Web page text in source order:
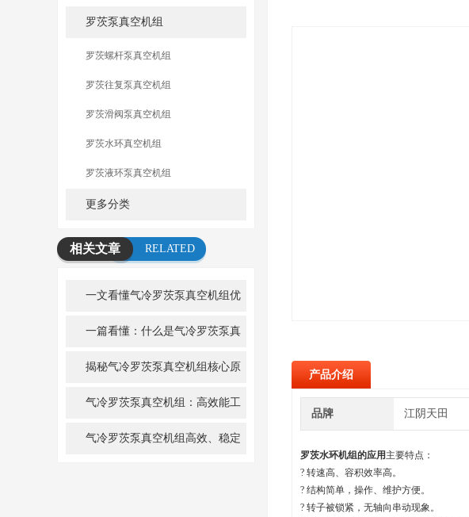
SERVICES
罗茨泵真空机组
罗茨螺杆泵真空机组
罗茨往复泵真空机组
罗茨滑阀泵真空机组
罗茨水环真空机组
罗茨液环泵真空机组
更多分类
相关文章
RELATED
一文看懂气冷罗茨泵真空机组优
势解析一篇看懂：什么是气冷罗茨泵真
空机组揭秘气冷罗茨泵真空机组核心原
气冷罗茨泵真空机组：高效能工
业真空解决方案的先锋
气冷罗茨泵真空机组高效、稳定
产品介绍
品牌 江阴天田
罗茨水环机组的应用 主要特点：
? 转速高、容积效率高。
? 结构简单，操作、维护方便。
? 转子被锁紧，无轴向串动现象。